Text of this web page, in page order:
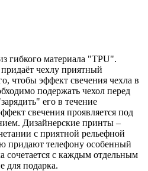
гибкого материала "TPU".
чехлу приятный
чтобы эффект свечения чехла в
подержать чехол перед
его в течение
свечения проявляется под
Дизайнерские принты –
с приятной рельефной
придают телефону особенный
сочетается с каждым отдельным
для подарка.